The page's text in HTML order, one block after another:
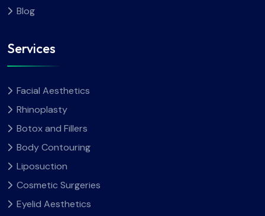
Blog
Services
Facial Aesthetics
Rhinoplasty
Botox and Fillers
Body Contouring
Liposuction
Cosmetic Surgeries
Eyelid Aesthetics